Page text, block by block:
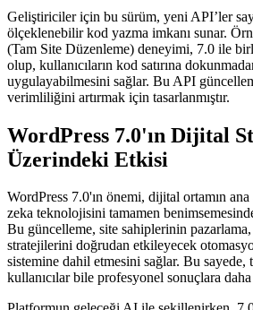
Geliştiriciler için bu sürüm, yeni API’ler
ölçeklenebilir kod yazma imkanı sunar.
(Tam Site Düzenleme) deneyimi, 7.0 ile
olup, kullanıcıların kod satırına
uygulayabilmesini sağlar. Bu API
verimliliğini artırmak için tasarlanmıştır.
WordPress 7.0'ın Dijital
Üzerindeki Etkisi
WordPress 7.0'ın önemi, dijital ortamın
zeka teknolojisini tamamen
Bu güncelleme, site sahiplerinin
stratejilerini doğrudan etkileyecek
sistemine dahil etmesini sağlar. Bu
kullanıcılar bile profesyonel sonuçlara